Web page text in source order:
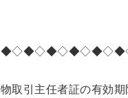
取引主任者証の有効